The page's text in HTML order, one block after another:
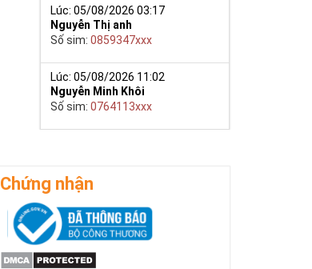
Lúc: 05/08/2026 03:17
Nguyễn Thị anh
Số sim:0859347xxx
Lúc: 05/08/2026 11:02
Nguyễn Minh Khôi
Số sim:0764113xxx
Chứng nhận